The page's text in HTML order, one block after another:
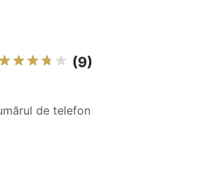
(9)
de telefon